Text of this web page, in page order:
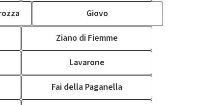
Giovo
Ziano di Fiemme
Lavarone
Fai della Paganella